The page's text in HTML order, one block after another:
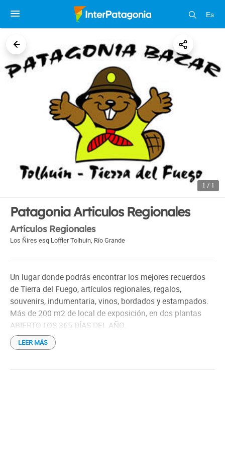
Es
1 / 1
Patagonia Articulos Regionales
Artículos Regionales
Los Ñires esq Loffler Tolhuin, Río Grande
Un lugar donde podrás encontrar los mejores recuerdos
de Tierra del Fuego, artículos regionales, regalos,
souvenirs, indumentaria, vinos, bordados y estampados.
Más de 200 m2 de local de exposición, en dos plantas
ABIERTO LOS 365 DÍAS DEL AÑO.
LEER MÁS